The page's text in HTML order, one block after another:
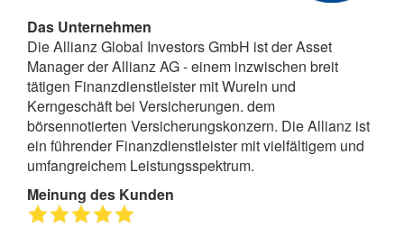
Das Unternehmen
Die Allianz Global Investors GmbH ist der Asset
Manager der Allianz AG - einem inzwischen breit
tätigen Finanzdienstleister mit Wureln und
Kerngeschäft bei Versicherungen. dem
börsennotierten Versicherungskonzern. Die Allianz ist
ein führender Finanzdienstleister mit vielfältigem und
umfangreichem Leistungsspektrum.
Meinung des Kunden